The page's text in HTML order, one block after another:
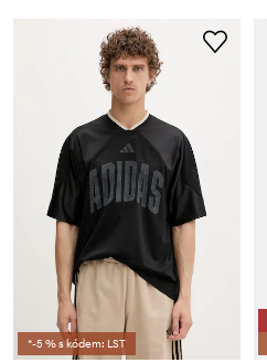
*-5 % s kódem: LST